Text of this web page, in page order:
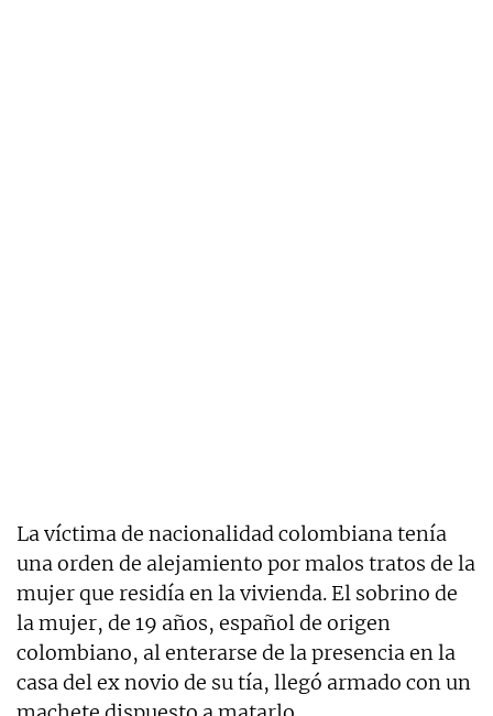
La víctima de nacionalidad colombiana tenía
una orden de alejamiento por malos tratos de la
mujer que residía en la vivienda. El sobrino de
la mujer, de 19 años, español de origen
colombiano, al enterarse de la presencia en la
casa del ex novio de su tía, llegó armado con un